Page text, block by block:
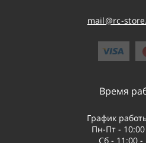
mail@rc-
Время
График
Пн-Пт -
Сб - 11:00 -